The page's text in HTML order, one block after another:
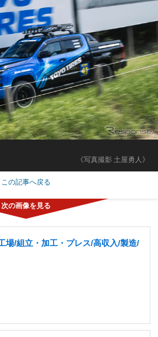
《写真撮影 土屋勇人》
この記事へ戻る
場/組立・加工・プレス/高収入/製造/